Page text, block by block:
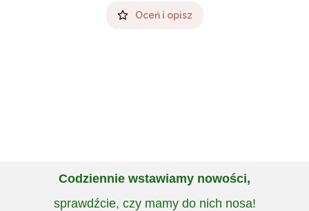
Oceń i opisz
Codziennie wstawiamy nowości,
sprawdźcie, czy mamy do nich nosa!